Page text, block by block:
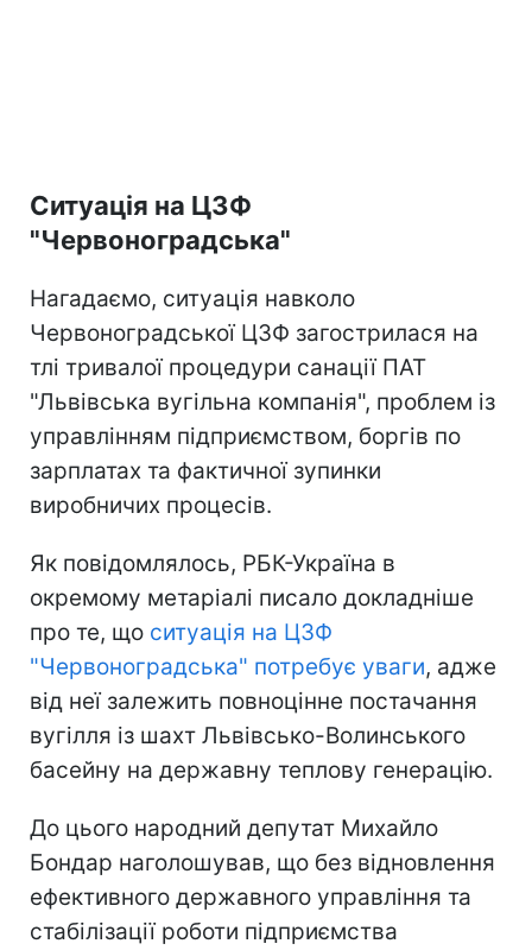
Ситуація на ЦЗФ
"Червоноградська"
Нагадаємо, ситуація навколо
Червоноградської ЦЗФ загострилася на
тлі тривалої процедури санації ПАТ
"Львівська вугільна компанія", проблем із
управлінням підприємством, боргів по
зарплатах та фактичної зупинки
виробничих процесів.
Як повідомлялось, РБК-Україна в
окремому метаріалі писало докладніше
про те, що ситуація на ЦЗФ
"Червоноградська" потребує уваги, адже
від неї залежить повноцінне постачання
вугілля із шахт Львівсько-Волинського
басейну на державну теплову генерацію.
До цього народний депутат Михайло
Бондар наголошував, що без відновлення
ефективного державного управління та
стабілізації роботи підприємства